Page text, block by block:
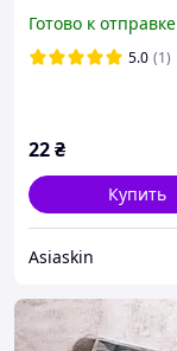
для лица
Готово к отправке
5.0 (1)
22₴
Купить
Asiaskin